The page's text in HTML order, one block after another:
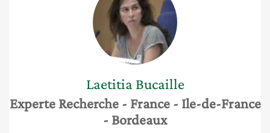
Laetitia Bucaille
Experte Recherche - France - Ile-de-France
- Bordeaux